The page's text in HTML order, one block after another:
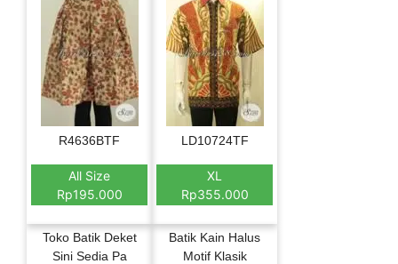
R4636BTF
All Size
Rp195.000
LD10724TF
XL
Rp355.000
Toko Batik Deket
Sini Sedia Pa
Batik Kain Halus
Motif Klasik